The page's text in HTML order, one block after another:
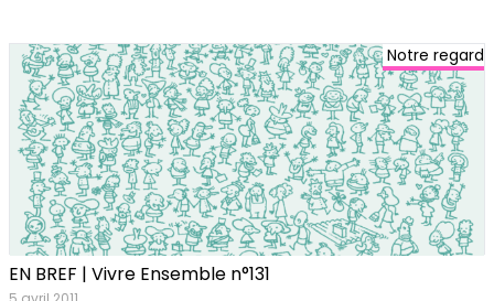
Notre regard
EN BREF | Vivre Ensemble n°131